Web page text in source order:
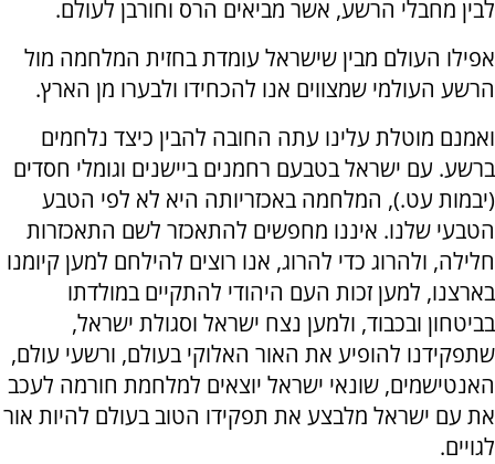
לבין מחבלי הרשע, אשר מביאים הרס וחורבן לעולם.
אפילו העולם מבין שישראל עומדת בחזית המלחמה מול
הרשע העולמי שמצווים אנו להכחידו ולבערו מן הארץ.
ואמנם מוטלת עלינו עתה החובה להבין כיצד נלחמים
ברשע. עם ישראל בטבעם רחמנים ביישנים וגומלי חסדים
(יבמות עט.), המלחמה באכזריותה היא לא לפי הטבע
הטבעי שלנו. איננו מחפשים להתאכזר לשם התאכזרות
חלילה, ולהרוג כדי להרוג, אנו רוצים להילחם למען קיומנו
בארצנו, למען זכות העם היהודי להתקיים במולדתו
בביטחון ובכבוד, ולמען נצח ישראל וסגולת ישראל,
שתפקידנו להופיע את האור האלוקי בעולם, ורשעי עולם,
האנטישמים, שונאי ישראל יוצאים למלחמת חורמה לעכב
את עם ישראל מלבצע את תפקידו הטוב בעולם להיות אור
לגויים.